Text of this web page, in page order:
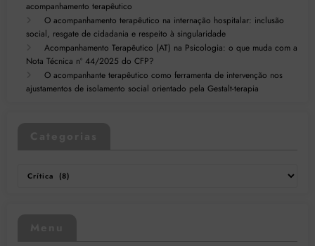
acompanhamento terapêutico
O acompanhamento terapêutico na internação hospitalar: inclusão
social, resgate de cidadania e respeito à singularidade
Acompanhamento Terapêutico (AT) na Psicologia: o que muda com a
Nota Técnica nº 44/2025 do CFP?
O acompanhante terapêutico como ferramenta de intervenção nos
ajustamentos de isolamento social orientado pela Gestalt-terapia
Categorias